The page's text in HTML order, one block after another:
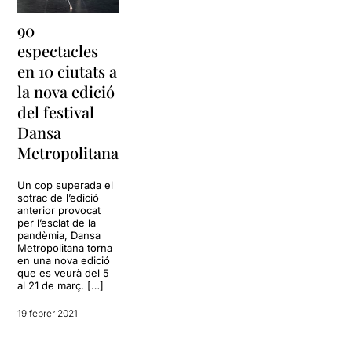
90
espectacles
en 10 ciutats a
la nova edició
del festival
Dansa
Metropolitana
Un cop superada el
sotrac de l’edició
anterior provocat
per l’esclat de la
pandèmia, Dansa
Metropolitana torna
en una nova edició
que es veurà del 5
al 21 de març. […]
19 febrer 2021